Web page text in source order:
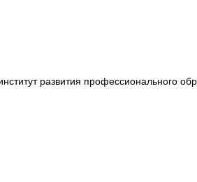
развития профессионального